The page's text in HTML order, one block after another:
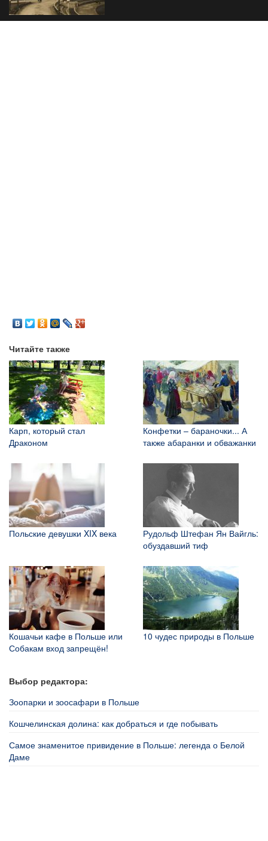
Читайте также
Карп, который стал
Драконом
Конфетки – бараночки... А
также абаранки и обважанки
Польские девушки XIX века
Рудольф Штефан Ян Вайгль:
обуздавший тиф
Кошачьи кафе в Польше или
Собакам вход запрещён!
10 чудес природы в Польше
Выбор редактора:
Зоопарки и зоосафари в Польше
Кошчелинская долина: как добраться и где побывать
Самое знаменитое привидение в Польше: легенда о Белой
Даме